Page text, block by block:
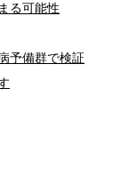
る可能性
予備群で検証